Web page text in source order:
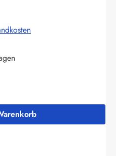
gewünschten